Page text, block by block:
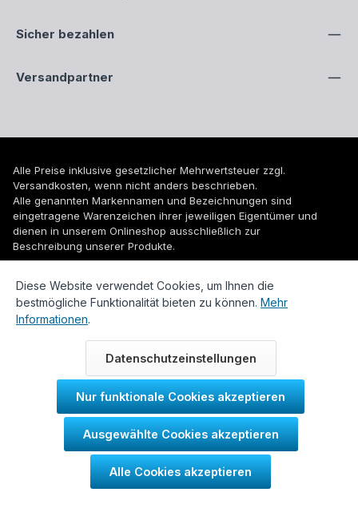
Sicher bezahlen
Versandpartner
Alle Preise inklusive gesetzlicher Mehrwertsteuer zzgl.
Versandkosten, wenn nicht anders beschrieben.
Alle genannten Markennamen und Bezeichnungen sind
eingetragene Warenzeichen ihrer jeweiligen Eigentümer und
dienen in unserem Onlineshop ausschließlich zur
Beschreibung unserer Produkte.
© 2026 WUH24.de - Weigel und Unger Heizungs- und
Sanitärtechnik GmbH
Diese Website verwendet Cookies, um Ihnen die
bestmögliche Funktionalität bieten zu können. Mehr
Informationen.
Datenschutzeinstellungen
Nur funktionale Cookies akzeptieren
Ausgewählte Cookies akzeptieren
Alle Cookies akzeptieren
Durch IT-Recht Kanzlei
Kundenmeinung:
SEHR GUT